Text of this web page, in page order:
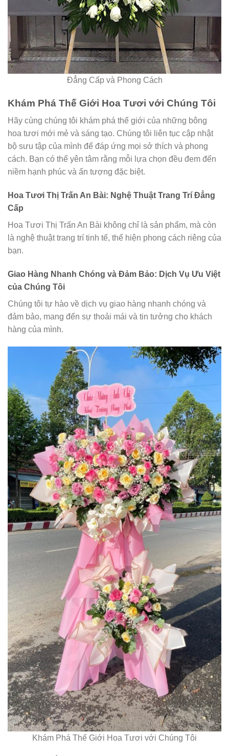
Đẳng Cấp và Phong Cách
Khám Phá Thế Giới Hoa Tươi với Chúng Tôi
Hãy cùng chúng tôi khám phá thế giới của những bông
hoa tươi mới mẻ và sáng tạo. Chúng tôi liên tục cập nhật
bộ sưu tập của mình để đáp ứng mọi sở thích và phong
cách. Bạn có thể yên tâm rằng mỗi lựa chọn đều đem đến
niềm hạnh phúc và ấn tượng đặc biệt.
Hoa Tươi Thị Trấn An Bài: Nghệ Thuật Trang Trí Đẳng
Cấp
Hoa Tươi Thị Trấn An Bài không chỉ là sản phẩm, mà còn
là nghệ thuật trang trí tinh tế, thể hiện phong cách riêng của
bạn.
Giao Hàng Nhanh Chóng và Đảm Bảo: Dịch Vụ Ưu Việt
của Chúng Tôi
Chúng tôi tự hào về dịch vụ giao hàng nhanh chóng và
đảm bảo, mang đến sự thoải mái và tin tưởng cho khách
hàng của mình.
Khám Phá Thế Giới Hoa Tươi với Chúng Tôi